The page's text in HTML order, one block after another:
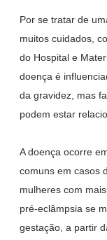
Por se tratar de
muitos cuidados,
do Hospital e
doença é
da gravidez, mas
podem estar
A doença ocorre
comuns em casos
mulheres com
pré-eclâmpsia se
gestação, a partir